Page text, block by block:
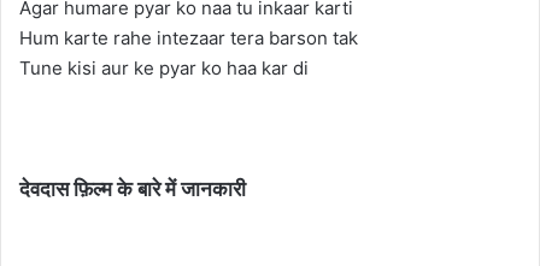
Agar humare pyar ko naa tu inkaar karti
Hum karte rahe intezaar tera barson tak
Tune kisi aur ke pyar ko haa kar di
देवदास फ़िल्म के बारे में जानकारी